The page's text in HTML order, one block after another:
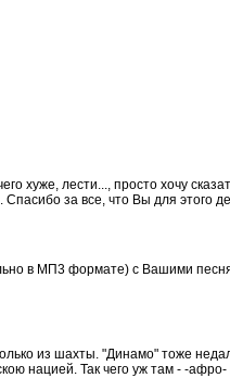
хуже, лести..., просто хочу
за все, что Вы для этого
в МП3 формате) с Вашими
из шахты. "Динамо" тоже
нацией. Так чего уж там - -